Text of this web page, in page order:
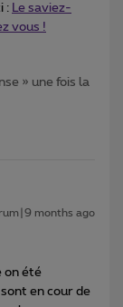
: Le saviez-
vous !
» une fois la
months ago
on été
en cour de